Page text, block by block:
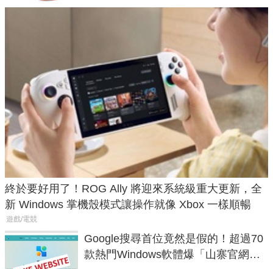
終於要好用了！ROG Ally 將迎來系統級重大更新，全
新 Windows 掌機殼模式讓操作就像 Xbox 一樣順暢
遊戲/電競
Google搜尋首位竟然是假的！超過70
款熱門Windows軟體爆「山寨官網」